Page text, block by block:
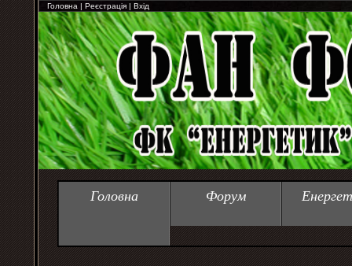
Головна | Реєстрація | Вхід
Головна Форум